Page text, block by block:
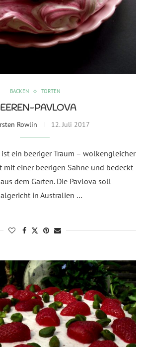
BACKEN TORTEN
PAVLOVA
Rowlin 12. Juli 2017
ist ein beeriger Traum – wolkengleicher
mit einer beerigen Sahne und bedeckt
dem Garten. Die Pavlova soll
in Australien …